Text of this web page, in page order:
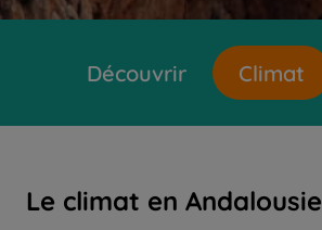
Découvrir Climat
Le climat en Andalousie